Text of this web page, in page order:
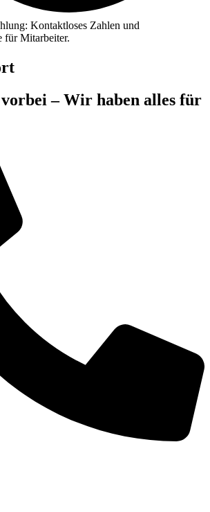
Kontaktloses Zahlen und
für Mitarbeiter.
– Wir haben alles für